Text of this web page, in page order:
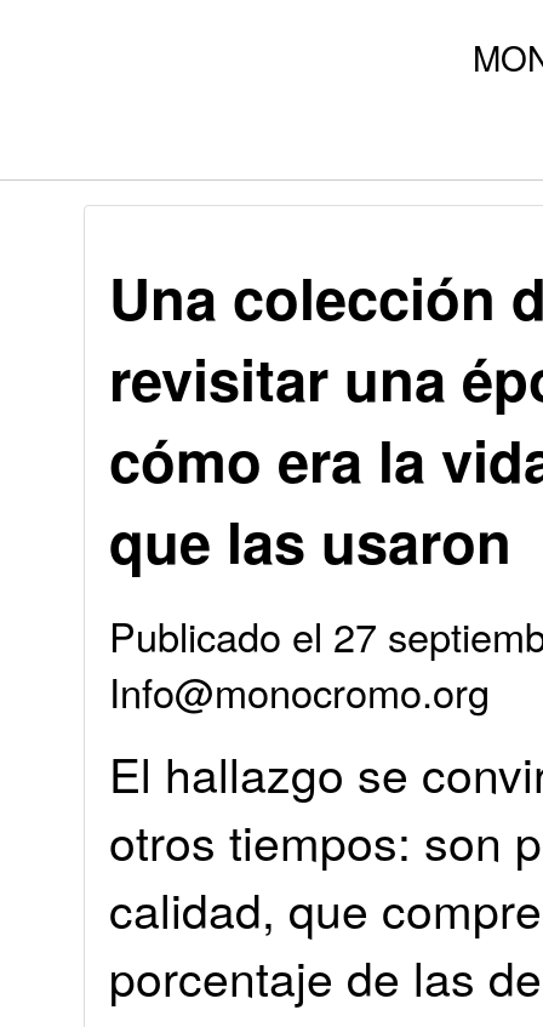
Una colección
revisitar una
cómo era la
que las usaron
Publicado el 27
Info@monocromo.org
El hallazgo se
otros tiempos: son
calidad, que
porcentaje de las